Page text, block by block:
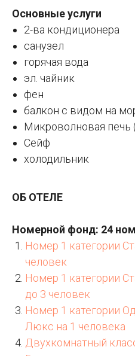
Основные услуги
2-ва кондиционера
санузел
горячая вода
эл. чайник
фен
балкон с видом на
Микроволновая
Сейф
холодильник
ОБ ОТЕЛЕ
Номерной фонд: 24
Номер 1 категории
человек
Номер 1 категории
до 3 человек
Номер 1 категории
Люкс на 1 человека
Двухкомнатный